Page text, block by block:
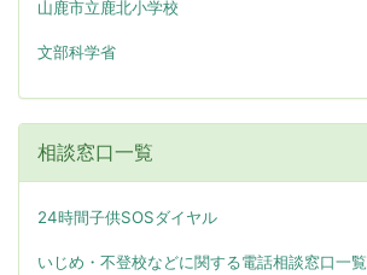
山鹿市立鹿北小学校
文部科学省
相談窓口一覧
24時間子供SOSダイヤル
いじめ・不登校などに関する電話相談窓口一覧